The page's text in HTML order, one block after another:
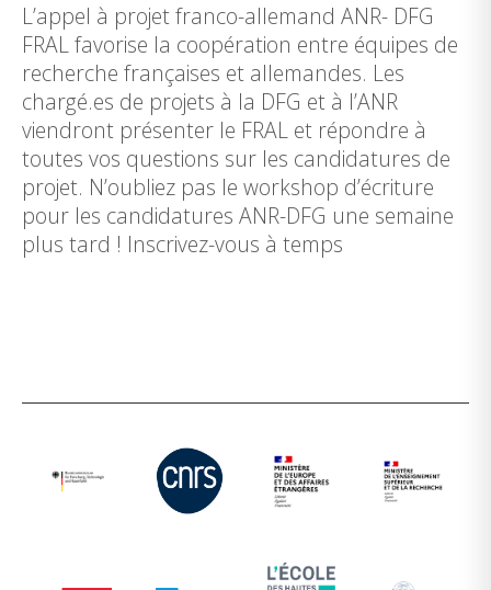
L’appel à projet franco-allemand ANR- DFG
FRAL favorise la coopération entre équipes de
recherche françaises et allemandes. Les
chargé.es de projets à la DFG et à l’ANR
viendront présenter le FRAL et répondre à
toutes vos questions sur les candidatures de
projet. N’oubliez pas le workshop d’écriture
pour les candidatures ANR-DFG une semaine
plus tard ! Inscrivez-vous à temps